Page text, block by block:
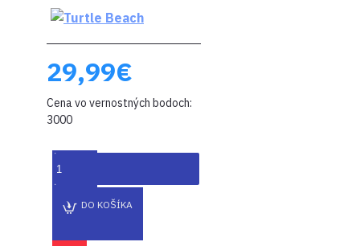
29,99€
Cena vo vernostných bodoch:
3000
DO KOŠÍKA